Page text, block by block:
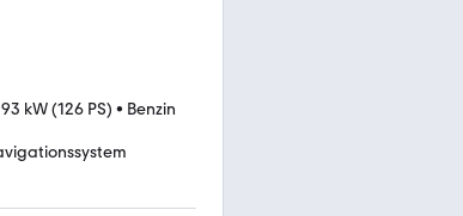
93 kW (126 PS) • Benzin